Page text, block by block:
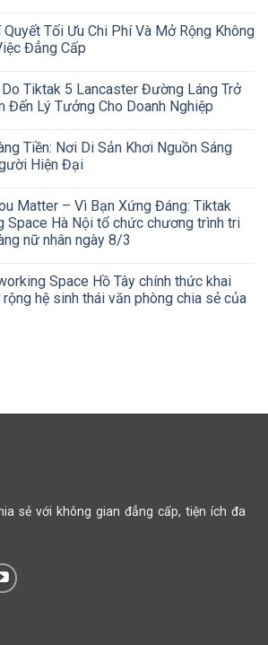
Tối Ưu Chi Phí Và Mở Rộng Không
Đẳng Cấp
Tiktak 5 Lancaster Đường Láng Trở
Đến Lý Tưởng Cho Doanh Nghiệp
Tiền: Nơi Di Sản Khơi Nguồn Sáng
Hiện Đại
Matter – Vì Bạn Xứng Đáng: Tiktak
Space Hà Nội tổ chức chương trình tri
nữ nhân ngày 8/3
Space Hồ Tây chính thức khai
hệ sinh thái văn phòng chia sẻ của
sẻ với không gian đẳng cấp, tiện ích đa